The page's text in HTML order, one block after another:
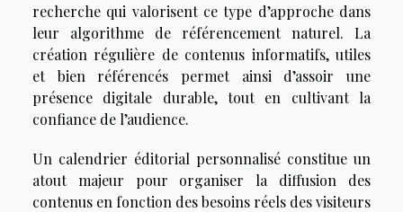
recherche qui valorisent ce type d’approche dans
leur algorithme de référencement naturel. La
création régulière de contenus informatifs, utiles
et bien référencés permet ainsi d’assoir une
présence digitale durable, tout en cultivant la
confiance de l’audience.
Un calendrier éditorial personnalisé constitue un
atout majeur pour organiser la diffusion des
contenus en fonction des besoins réels des visiteurs